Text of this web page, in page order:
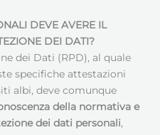
DEVE AVERE IL
DEI DATI?
dei Dati (RPD), al quale
specifiche attestazioni
albi, deve comunque
della normativa e
dei dati personali,